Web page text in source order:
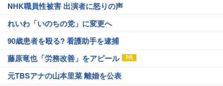
NHK職員性被害 出演者に怒りの声
れいわ「いのちの党」に変更へ
90歳患者を殴る? 看護助手を逮捕
藤原竜也「労務改善」をアピール
元TBSアナの山本里菜 離婚を公表